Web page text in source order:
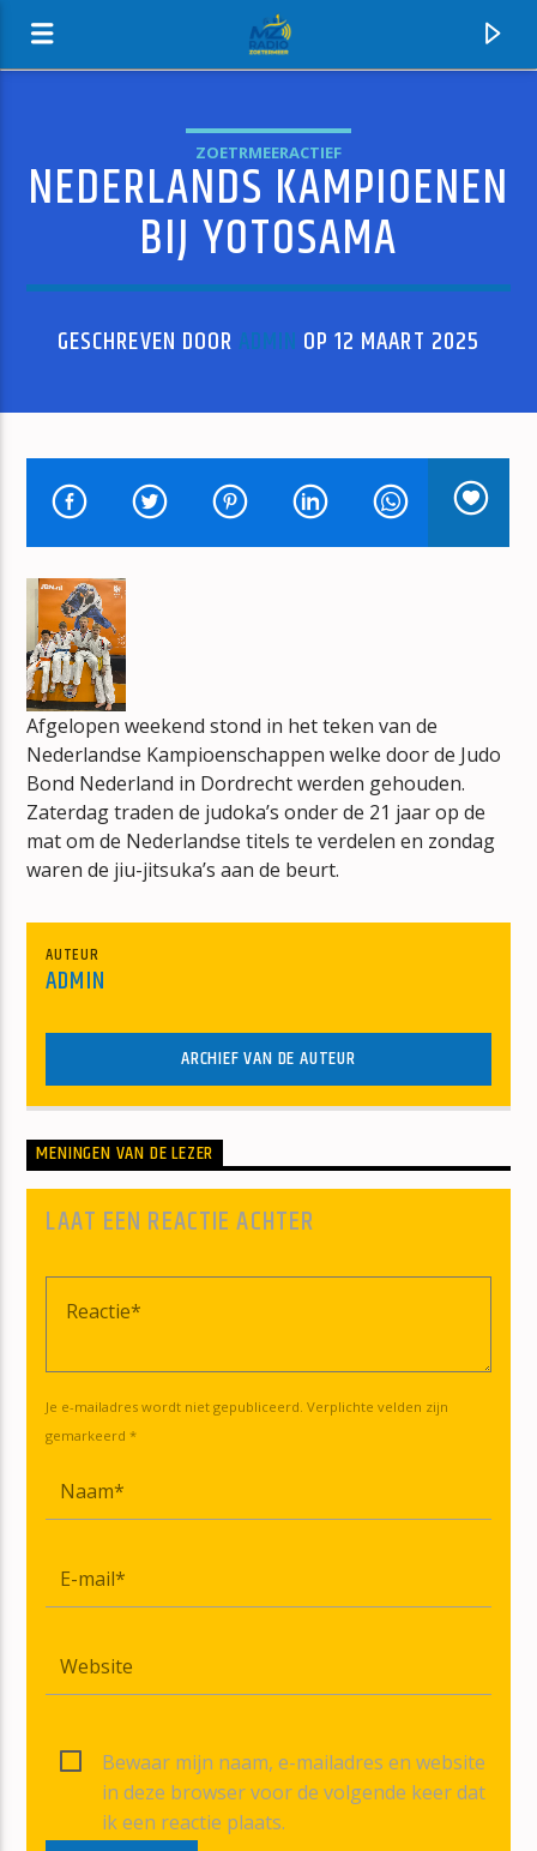
MZ-RADIO
HUIDIG NUMMER
DE NED TOP 40
CORNE WOLFS
mz-radio
ZOETRMEERACTIEF
NEDERLANDS KAMPIOENEN
BIJ YOTOSAMA
GESCHREVEN DOOR ADMIN OP 12 MAART 2025
Afgelopen weekend stond in het teken van de
Nederlandse Kampioenschappen welke door de Judo
Bond Nederland in Dordrecht werden gehouden.
Zaterdag traden de judoka’s onder de 21 jaar op de
mat om de Nederlandse titels te verdelen en zondag
waren de jiu-jitsuka’s aan de beurt.
AUTEUR
ADMIN
ARCHIEF VAN DE AUTEUR
MENINGEN VAN DE LEZER
LAAT EEN REACTIE ACHTER
Je e-mailadres wordt niet gepubliceerd. Verplichte velden zijn
gemarkeerd *
Bewaar mijn naam, e-mailadres en website
in deze browser voor de volgende keer dat
ik een reactie plaats.